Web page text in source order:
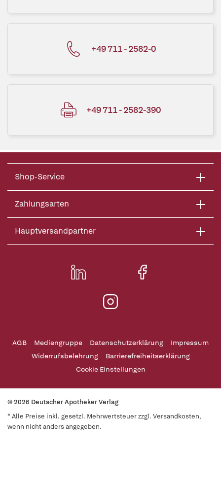
+49 711 - 2582-0
+49 711 - 2582-390
Shop-Service
Zahlungsarten
Hauptversandpartner
AGB Mediengruppe Datenschutzerklärung
Impressum
Widerrufsbelehrung
Barrierefreiheitserklärung
Cookie Einstellungen
© 2026 Deutscher Apotheker Verlag
* Alle Preise inkl. gesetzl. Mehrwertsteuer zzgl. Versandkosten,
wenn nicht anders angegeben.